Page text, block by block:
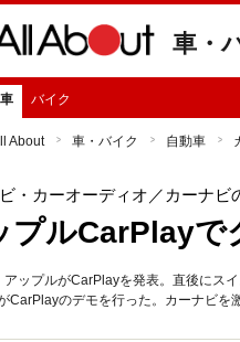
車・
車 バイク
About 車・バイク 自動車
・カーオーディオ ／カーナビ
プルCarPlayで
アップルがCarPlayを発表。直後にス
CarPlayのデモを行った。カーナビを